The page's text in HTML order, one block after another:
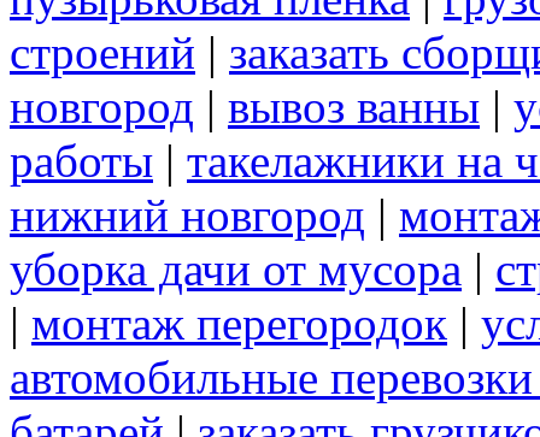
строений | заказать
новгород | вывоз ванны |
работы | такелажники на
нижний новгород |
уборка дачи от мусора |
| монтаж перегородок |
автомобильные